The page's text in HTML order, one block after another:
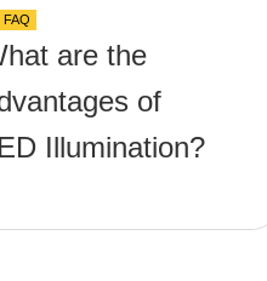
FAQ
are the
of
Illumination?